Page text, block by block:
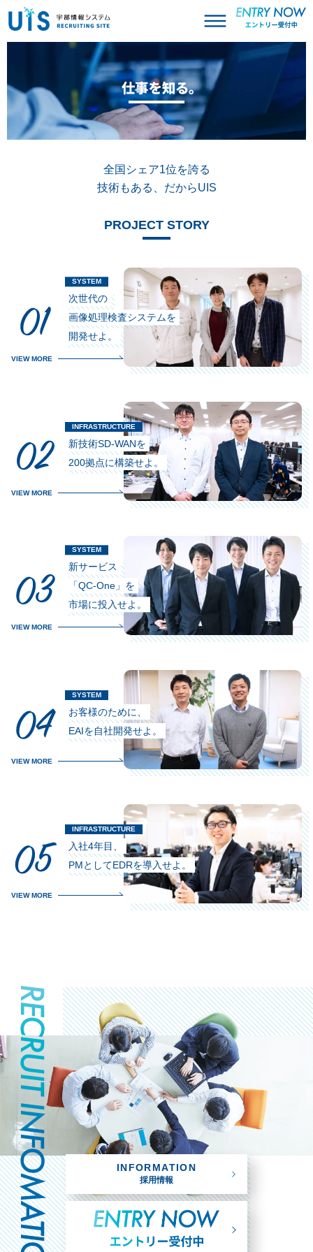
全国シェア1位を誇る
技術もある、だからUIS
PROJECT STORY
次世代の
画像処理検査システムを
開発せよ。
VIEW MORE
新技術SD-WANを
200拠点に構築せよ。
VIEW MORE
新サービス
「QC-One」を
市場に投入せよ。
VIEW MORE
お客様のために、
EAIを自社開発せよ。
VIEW MORE
入社4年目、
PMとしてEDRを導入せよ。
VIEW MORE
INFORMATION
採用情報